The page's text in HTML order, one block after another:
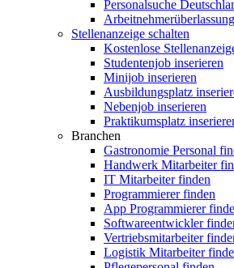
Personalsuche
Arbeitnehmerüberlassung
Stellenanzeige schalten
Kostenlose
Studentenjob inserieren
Minijob inserieren
Ausbildungsplatz
Nebenjob inserieren
Praktikumsplatz
Branchen
Gastronomie Personal
Handwerk Mitarbeiter
IT Mitarbeiter finden
Programmierer finden
App Programmierer
Softwareentwickler
Vertriebsmitarbeiter
Logistik Mitarbeiter